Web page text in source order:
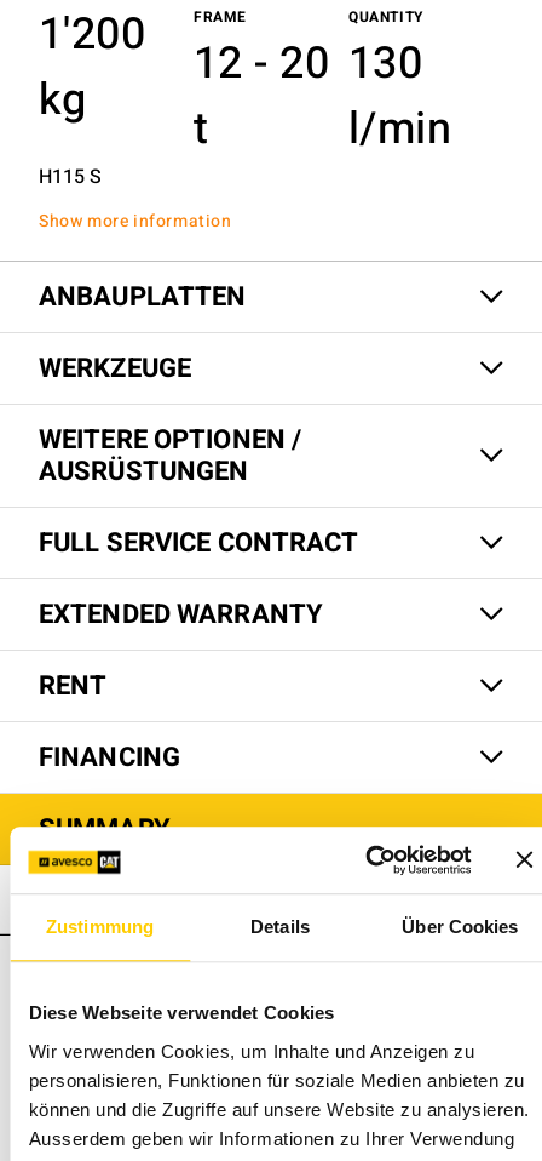
Zustimmung Details Über Cookies
Diese Webseite verwendet Cookies
Wir verwenden Cookies, um Inhalte und Anzeigen zu
personalisieren, Funktionen für soziale Medien anbieten zu
können und die Zugriffe auf unsere Website zu analysieren.
Ausserdem geben wir Informationen zu Ihrer Verwendung
1'200
kg
FRAME
12 - 20
t
QUANTITY
130
l/min
H115 S
Show more information
ANBAUPLATTEN
WERKZEUGE
WEITERE OPTIONEN /
AUSRÜSTUNGEN
FULL SERVICE CONTRACT
EXTENDED WARRANTY
RENT
FINANCING
SUMMARY
H115 S
Total price for your
H115 S
29'350 CHF
Personal discount (existing customer only)
The prices are net plus statutory VAT, according to the
general terms and conditions of sale and delivery of Avesco
AG. Don't you find certain options or models? Contact your